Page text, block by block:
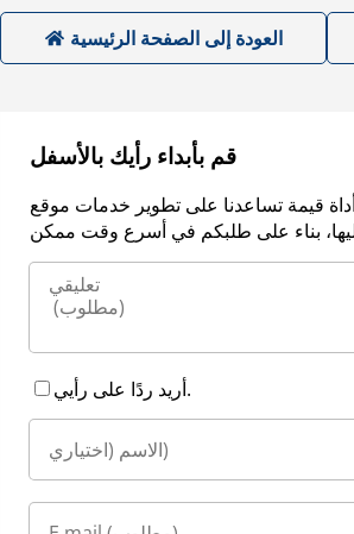
العودة إلى الصفحة الرئيسية
قم بأبداء رأيك بالأسفل
قيمة تساعدنا على تطوير خدمات موقع
أريد ردًا على رأيي.